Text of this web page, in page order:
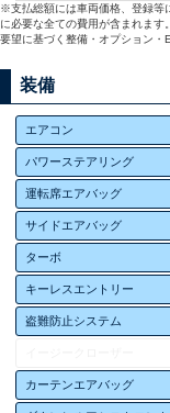
※支払総額には車両価格、登録等
に必要な全ての費用が含まれま
要望に基づく整備・オプション・
装備
エアコン
パワーステアリング
運転席エアバッグ
サイドエアバッグ
ターボ
キーレスエントリー
盗難防止システム
カーテンエアバッグ